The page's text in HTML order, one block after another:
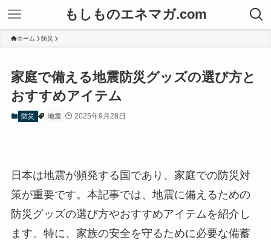
もしものエネマガ.com
ホーム 防災
家庭で備える地震防災グッズの選び方と
おすすめアイテム
防災 地震 2025年9月28日
日本は地震が頻発する国であり、家庭での防災対
策が重要です。本記事では、地震に備えるための
防災グッズの選び方やおすすめアイテムを紹介し
ます。特に、家族の安全を守るために必要な備蓄